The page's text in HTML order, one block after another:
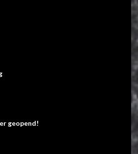
geopend!